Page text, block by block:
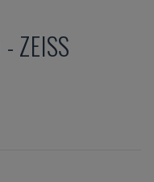
- ZEISS